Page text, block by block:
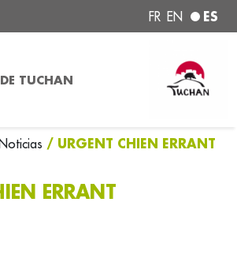
FR EN ES
TUCHAN
/ URGENT CHIEN ERRANT
ERRANT